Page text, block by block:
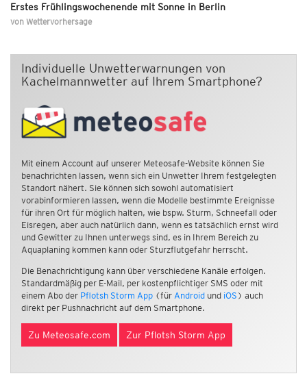
Erstes Frühlingswochenende mit Sonne in Berlin
von Wettervorhersage
Individuelle Unwetterwarnungen von
Kachelmannwetter auf Ihrem Smartphone?
Mit einem Account auf unserer Meteosafe-Website können Sie
benachrichten lassen, wenn sich ein Unwetter Ihrem festgelegten
Standort nähert. Sie können sich sowohl automatisiert
vorabinformieren lassen, wenn die Modelle bestimmte Ereignisse
für ihren Ort für möglich halten, wie bspw. Sturm, Schneefall oder
Eisregen, aber auch natürlich dann, wenn es tatsächlich ernst wird
und Gewitter zu Ihnen unterwegs sind, es in Ihrem Bereich zu
Aquaplaning kommen kann oder Sturzflutgefahr herrscht.
Die Benachrichtigung kann über verschiedene Kanäle erfolgen.
Standardmäßig per E-Mail, per kostenpflichtiger SMS oder mit
einem Abo der Pflotsh Storm App (für Android und iOS ) auch
direkt per Pushnachricht auf dem Smartphone.
Zu Meteosafe.com Zur Pflotsh Storm App